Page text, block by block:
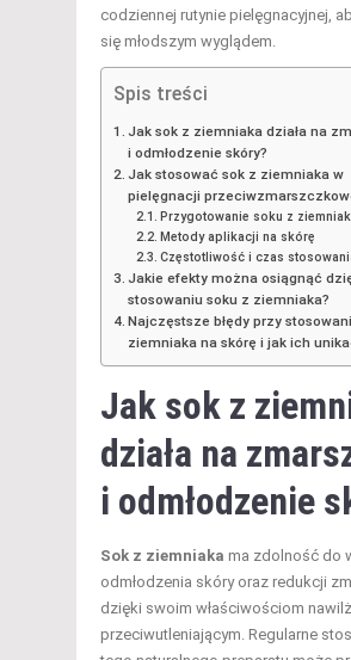
codziennej rutynie pielęgnacyjnej,
się młodszym wyglądem.
Spis treści
Jak sok z ziemniaka działa na
i odmłodzenie skóry?
Jak stosować sok z ziemniaka w
pielęgnacji
Przygotowanie soku z
Metody aplikacji na skórę
Częstotliwość i czas
Jakie efekty można osiągnąć
stosowaniu soku z ziemniaka?
Najczęstsze błędy przy
ziemniaka na skórę i jak ich
Jak sok z
działa na
i odmłodzenie
Sok z ziemniaka ma zdolność do
odmłodzenia skóry oraz redukcji
dzięki swoim właściwościom
przeciwutleniającym. Regularne